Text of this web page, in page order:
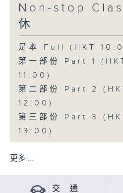
Non-stop
休
足本 Full (HKT
第一部份 Part 1
11:00)
第二部份 Part 2
12:00)
第三部份 Part 3
13:00)
更多 ...
交 通